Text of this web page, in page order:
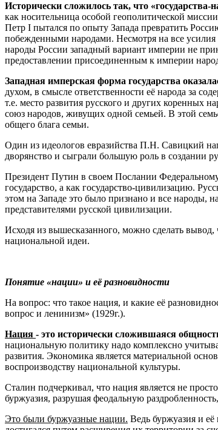
Исторически сложилось так, что
как носительница особой геополитической
Петр I пытался по опыту Запада превратить
побежденными народами. Несмотря на все усилия
народы России западный вариант империи не
предоставлении присоединенным к империи
Западная имперская форма государства
духом, в смысле ответственности её народа за
т.е. место развития русского и других коренных
союз народов, живущих одной семьей. В этой
общего блага семьи.
Один из идеологов евразийства П.Н. Савицкий
дворянство и сыграли большую роль в создании
Президент Путин в своем Послании
государство, а как государство-цивилизацию.
этом на Западе это было признано и все
представителями русской цивилизации.
Исходя из вышесказанного, можно сделать
национальной идеи.
Понятие «нации» и её разновидности
На вопрос: что такое нация, и какие её
вопрос и ленинизм» (1929г.).
Нация - это исторически сложившаяся
национальную политику надо комплексно
развития. Экономика является материальной
воспроизводству национальной культуры.
Сталин подчеркивал, что нация является не
буржуазия, разрушая феодальную
Это были буржуазные нации. Ведь буржуазия и